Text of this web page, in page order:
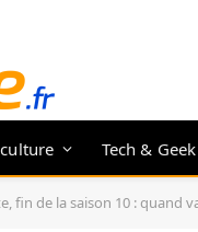
Tech & Geek
fin de la saison 10 : quand